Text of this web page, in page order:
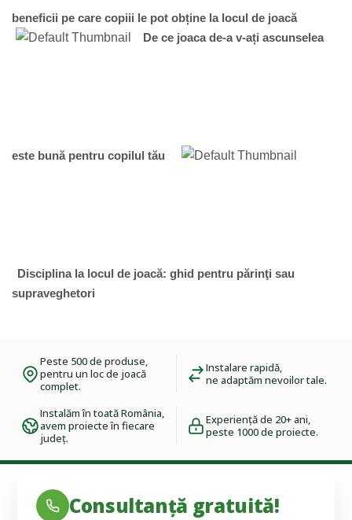
beneficii pe care copiii le pot obține la locul de joacă
De ce joaca de-a v-ați ascunselea
este bună pentru copilul tău
Disciplina la locul de joacă: ghid pentru părinţi sau
supraveghetori
Peste 500 de produse,
pentru un loc de joacă
complet.
Instalare rapidă,
ne adaptăm nevoilor tale.
Instalăm în toată România,
avem proiecte în fiecare
județ.
Experiență de 20+ ani,
peste 1000 de proiecte.
Consultanță gratuită!